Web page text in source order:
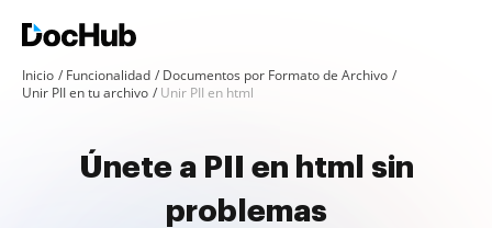
Inicio Funcionalidad
Documentos por Formato de Archivo
Unir PII en tu archivo
Unir PII en html
Únete a PII en html sin
problemas